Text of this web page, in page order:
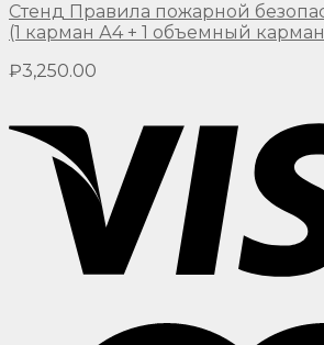
Стенд Правила пожарной
(1 карман А4 + 1 объемный карман
₽3,250.00